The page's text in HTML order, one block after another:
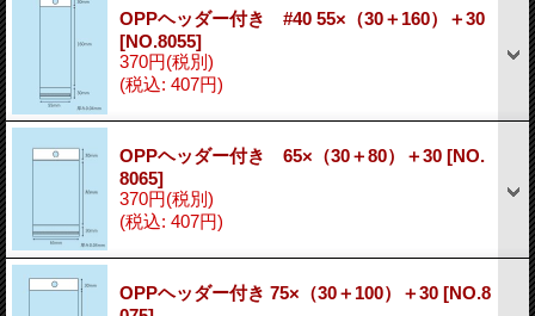
OPPヘッダー付き #40 55×（30＋160）＋30
[NO.8055]
370円(税別)
(税込: 407円)
OPPヘッダー付き 65×（30＋80）＋30 [NO.
8065]
370円(税別)
(税込: 407円)
OPPヘッダー付き 75×（30＋100）＋30 [NO.8